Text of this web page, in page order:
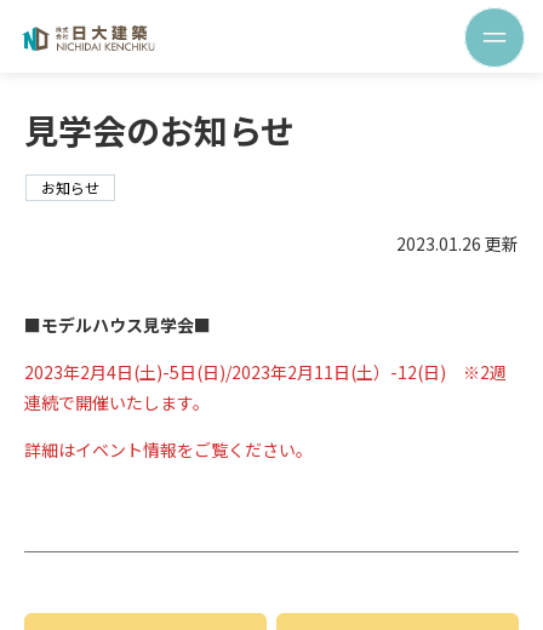
見学会のお知らせ
お知らせ
2023.01.26 更新
■モデルハウス見学会■
2023年2月4日(土)-5日(日)/2023年2月11日(土）-12(日) ※2週
連続で開催いたします。
詳細はイベント情報をご覧ください。